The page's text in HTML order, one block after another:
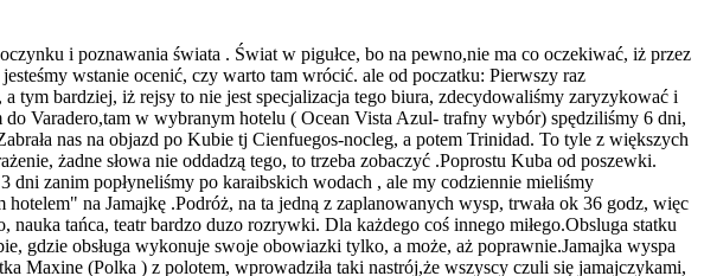
i poznawania świata . Świat w pigułce, bo na pewno,nie ma co oczekiwać, iż przez
wstanie ocenić, czy warto tam wrócić. ale od poczatku: Pierwszy raz
tym bardziej, iż rejsy to nie jest specjalizacja tego biura, zdecydowaliśmy zaryzykować i
Varadero,tam w wybranym hotelu ( Ocean Vista Azul- trafny wybór) spędziliśmy 6 dni,
nas na objazd po Kubie tj Cienfuegos-nocleg, a potem Trinidad. To tyle z większych
żadne słowa nie oddadzą tego, to trzeba zobaczyć .Poprostu Kuba od poszewki.
zanim popłyneliśmy po karaibskich wodach , ale my codziennie mieliśmy
na Jamajkę .Podróż, na ta jedną z zaplanowanych wysp, trwała ok 36 godz, więc
tańca, teatr bardzo duzo rozrywki. Dla każdego coś innego miłego.Obsluga statku
gdzie obsługa wykonuje swoje obowiazki tylko, a może, aż poprawnie.Jamajka wyspa
Maxine (Polka ) z polotem, wprowadziła taki nastrój,że wszyscy czuli się jamajczykami,